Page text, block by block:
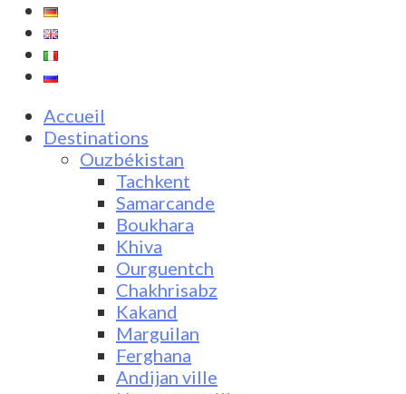
Accueil
Destinations
Ouzbékistan
Tachkent
Samarcande
Boukhara
Khiva
Ourguentch
Chakhrisabz
Kakand
Marguilan
Ferghana
Andijan ville